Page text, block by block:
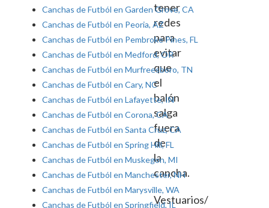
tener
redes
para
evitar
que
el
balón
salga
fuera
de
la
cancha.
Vestuarios/
Canchas de Futból en Garden Grove, CA
Canchas de Futból en Peoria, AZ
Canchas de Futból en Pembroke Pines, FL
Canchas de Futból en Medford, OR
Canchas de Futból en Murfreesboro, TN
Canchas de Futból en Cary, NC
Canchas de Futból en Lafayette, IN
Canchas de Futból en Corona, CA
Canchas de Futból en Santa Cruz, CA
Canchas de Futból en Spring Hill, FL
Canchas de Futból en Muskegon, MI
Canchas de Futból en Manchester, NH
Canchas de Futból en Marysville, WA
Canchas de Futból en Springfield, IL